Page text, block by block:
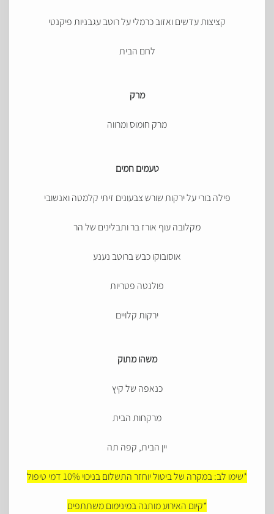
קציצות עדשים ואזוב כרמלי על רוטב עגבניות פיקנטי
לחם הבית
מרק
מרק חומוס ומרווה
טעמים חמים
פילה בורי על ירקות שורש צבעונים זיתי קלמטה ואנשובי
מקלובה עוף אורז בר ותבלינים של הר
אוסובוקו כבש ברוטב נענע
פולנטה פטריות
ירקות קלויים
משהו מתוק
כנאפה של קיץ
מרקחות הבית
יין הבית, קפה תה
*שימו לב: במקרה של ביטול יוחזר התשלום בניכוי 10% דמי טיפול
*קיום האירוע מותנה במינימום משתתפים